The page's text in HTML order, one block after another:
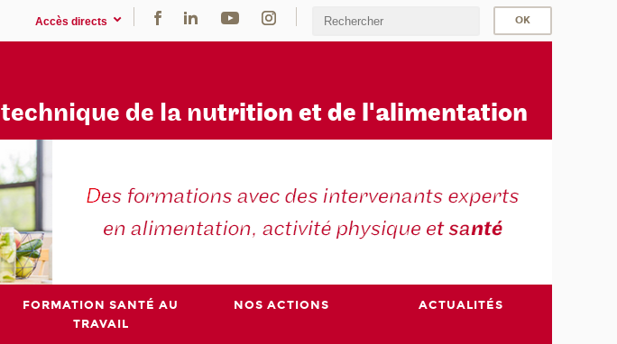
Accès directs
technique de la nutrition et de l'alimentation
FORMATION SANTÉ AU
TRAVAIL
NOS ACTIONS ACTUALITÉS